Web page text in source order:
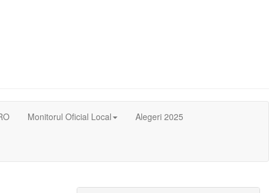
Monitorul Oficial Local Alegeri 2025